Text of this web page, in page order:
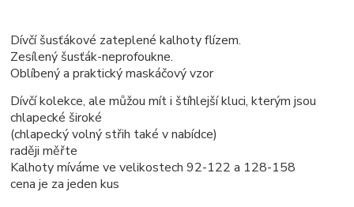
Dívčí šusťákové zateplené kalhoty flízem.
Zesílený šusťák-neprofoukne.
Oblíbený a praktický maskáčový vzor
Dívčí kolekce, ale můžou mít i štíhlejší kluci, kterým jsou
chlapecké široké
(chlapecký volný střih také v nabídce)
raději měřte
Kalhoty míváme ve velikostech 92-122 a 128-158
cena je za jeden kus